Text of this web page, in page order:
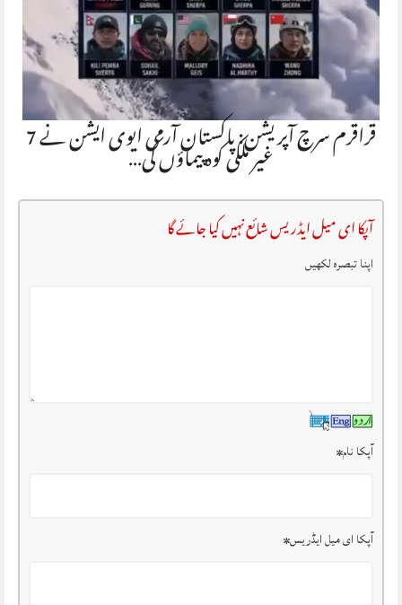
قراقرم سرچ آپریشن: پاکستان آرمی ایوی ایشن نے 7 غیر ملکی کوہ پیماؤں کی…
آپکا ای میل ایڈریس شائع نہیں کیا جائے گا
اپنا تبصرہ لکھیں
آپکا نام*
آپکا ای میل ایڈریس*